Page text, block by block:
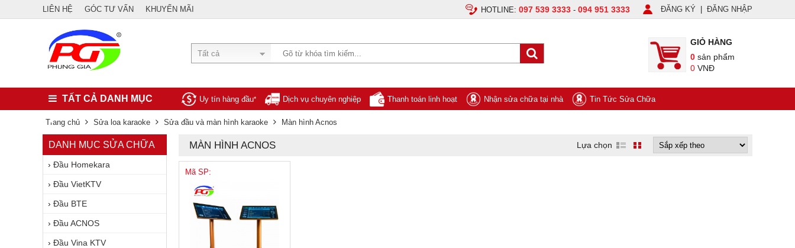
LIÊN HỆ GÓC TƯ VẤN KHUYẾN MÃI HOTLINE: 097 539 3333 - 094 951 3333 ĐĂNG KÝ ĐĂNG NHẬP
Tất cả
GIỎ HÀNG
0 sản phẩm
0 VNĐ
TẤT CẢ DANH MỤC Uy tín hàng đầu* Dịch vụ chuyên nghiệp Thanh toán linh hoạt Nhận sửa chữa tại nhà Tin Tức Sửa Chữa
Trang chủ Sửa loa karaoke Sửa đầu và màn hình karaoke Màn hình Acnos
DANH MỤC SỬA CHỮA
› Đầu Homekara
› Đầu VietKTV
› Đầu BTE
› Đầu ACNOS
› Đầu Vina KTV
MÀN HÌNH ACNOS Lựa chọn
Mã SP: